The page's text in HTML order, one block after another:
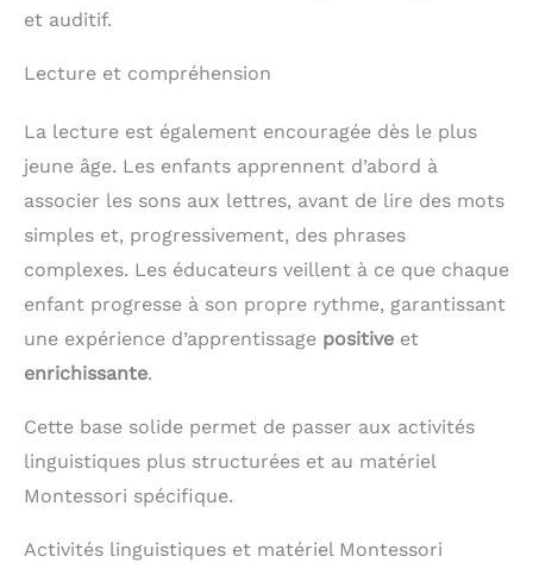
et auditif.
Lecture et compréhension
La lecture est également encouragée dès le plus
jeune âge. Les enfants apprennent d’abord à
associer les sons aux lettres, avant de lire des mots
simples et, progressivement, des phrases
complexes. Les éducateurs veillent à ce que chaque
enfant progresse à son propre rythme, garantissant
une expérience d’apprentissage positive et
enrichissante.
Cette base solide permet de passer aux activités
linguistiques plus structurées et au matériel
Montessori spécifique.
Activités linguistiques et matériel Montessori